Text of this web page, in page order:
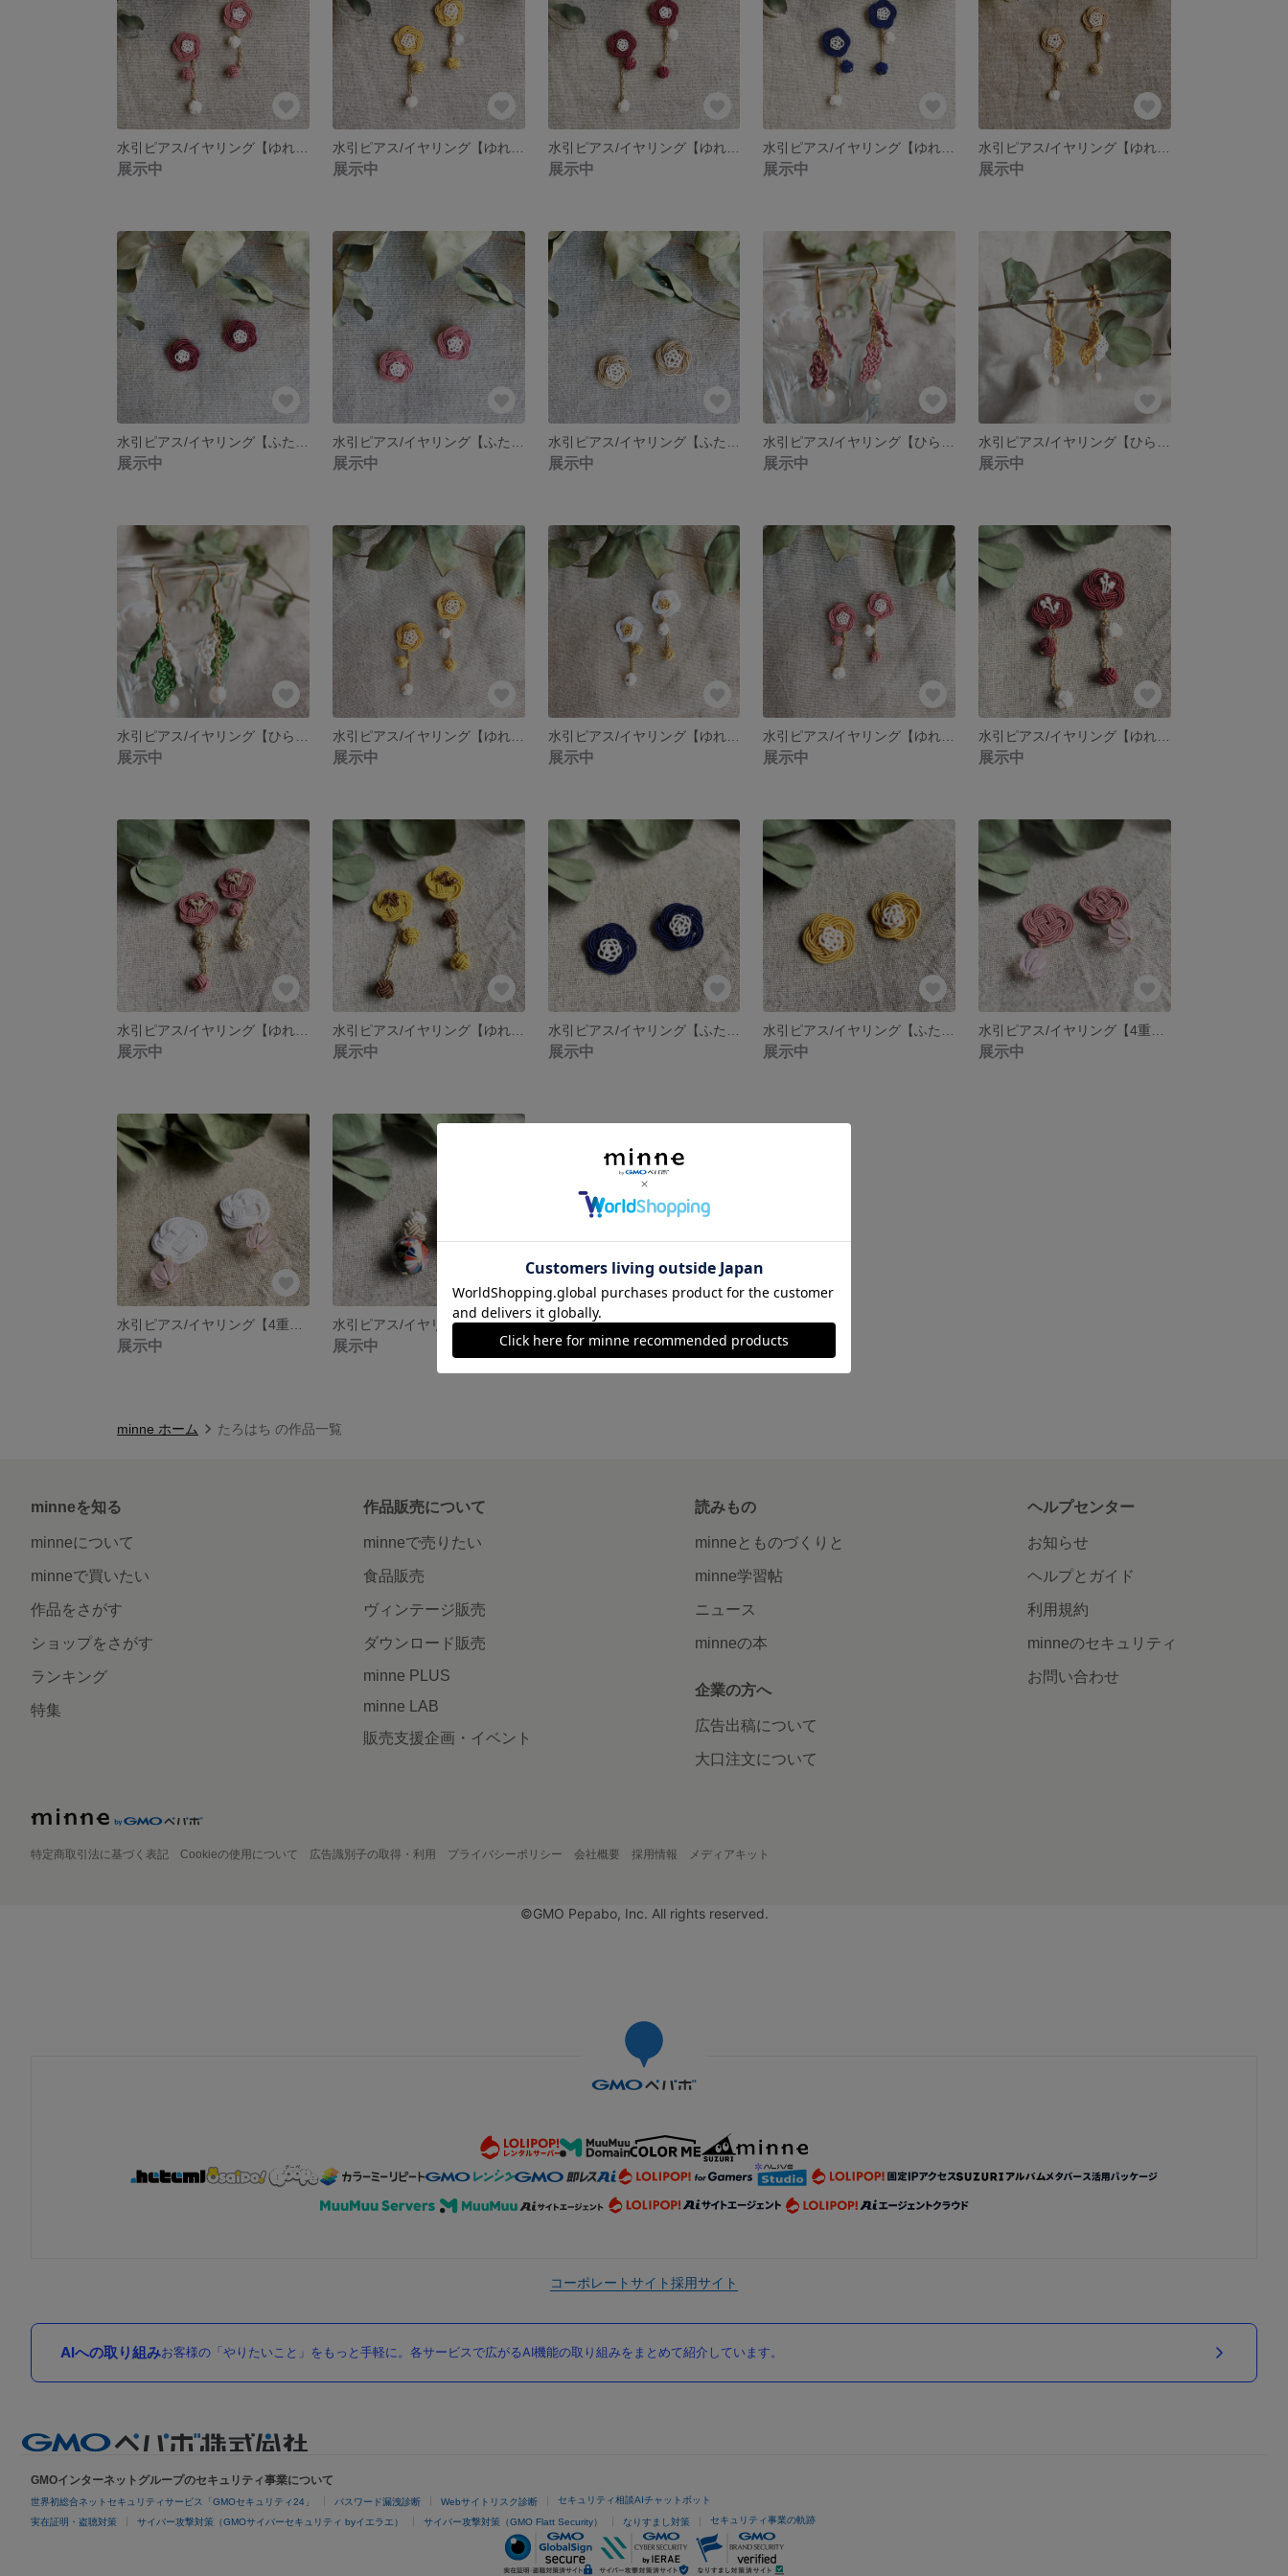
展示中
水引ピアス/イヤリング【ゆれるふたえ梅＊黄色×白】
展示中
水引ピアス/イヤリング【ゆれるふたえ梅＊えんじ×白】
展示中 展示中 展示中
展示中 展示中 展示中 展示中 展示中
展示中
水引ピアス/イヤリング【ゆれるふたえ梅＊黄色×白】
展示中
水引ピアス/イヤリング【ゆれるふたえ梅＊純白×金】
展示中 展示中 展示中
展示中
水引ピアス/イヤリング【ゆれる梅＊黄×茶色】
展示中 展示中 展示中 展示中
展示中
水引ピアス/イヤリング【和柄玉＊黒×白】
展示中
minne ホーム たろはち の作品一覧
minneを知る
minneについて
minneで買いたい
作品をさがす
ショップをさがす
ランキング
特集
作品販売について
minneで売りたい
食品販売
ヴィンテージ販売
ダウンロード販売
minne PLUS
minne LAB
販売支援企画・イベント
読みもの
minneとものづくりと
minne学習帖
ニュース
minneの本
企業の方へ
広告出稿について
大口注文について
ヘルプセンター
お知らせ
ヘルプとガイド
利用規約
minneのセキュリティ
お問い合わせ
特定商取引法に基づく表記 Cookieの使用について 広告識別子の取得・利用 プライバシーポリシー 会社概要 採用情報 メディアキット
©GMO Pepabo, Inc. All rights reserved.
コーポレートサイト採用サイト
AIへの取り組みお客様の「やりたいこと」をもっと手軽に。各サービスで広がるAI機能の取り組みをまとめて紹介しています。
GMOインターネットグループのセキュリティ事業について
世界初総合ネットセキュリティサービス「GMOセキュリティ24」 パスワード漏洩診断 Webサイトリスク診断 セキュリティ相談AIチャットボット
実在証明・盗聴対策 サイバー攻撃対策（GMOサイバーセキュリティ byイエラエ） サイバー攻撃対策（GMO Flatt Security） なりすまし対策 セキュリティ事業の軌跡